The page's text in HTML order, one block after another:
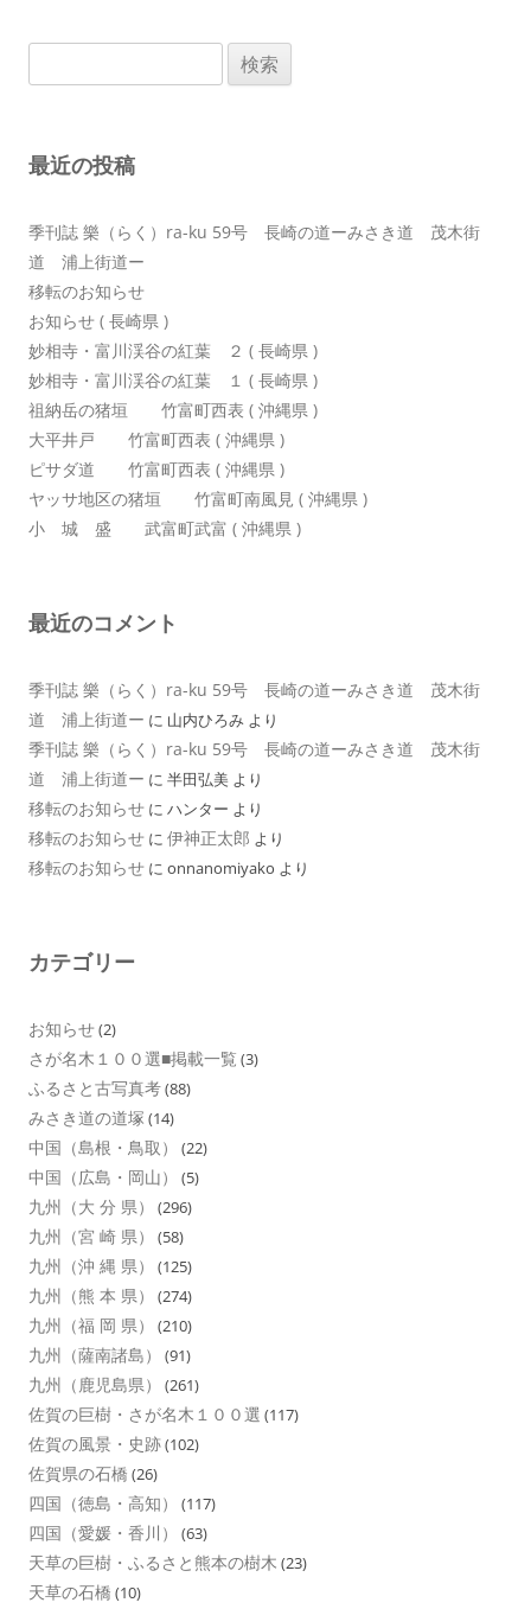
ョ
索:
最近の投稿
季刊誌 樂（らく）ra-ku 59号 長崎の道ーみさき道 茂木街
道 浦上街道ー
移転のお知らせ
お知らせ ( 長崎県 )
妙相寺・富川渓谷の紅葉 ２ ( 長崎県 )
妙相寺・富川渓谷の紅葉 １ ( 長崎県 )
祖納岳の猪垣 竹富町西表 ( 沖縄県 )
大平井戸 竹富町西表 ( 沖縄県 )
ピサダ道 竹富町西表 ( 沖縄県 )
ヤッサ地区の猪垣 竹富町南風見 ( 沖縄県 )
小 城 盛 武富町武富 ( 沖縄県 )
最近のコメント
季刊誌 樂（らく）ra-ku 59号 長崎の道ーみさき道 茂木街
道 浦上街道ー に 山内ひろみ より
季刊誌 樂（らく）ra-ku 59号 長崎の道ーみさき道 茂木街
道 浦上街道ー に 半田弘美 より
移転のお知らせ に ハンター より
移転のお知らせ に 伊神正太郎 より
移転のお知らせ に onnanomiyako より
カテゴリー
お知らせ(2)
さが名木１００選■掲載一覧 (3)
ふるさと古写真考(88)
みさき道の道塚 (14)
中国（島根・鳥取） (22)
中国（広島・岡山） (5)
九州（大 分 県） (296)
九州（宮 崎 県） (58)
九州（沖 縄 県） (125)
九州（熊 本 県） (274)
九州（福 岡 県） (210)
九州（薩南諸島） (91)
九州（鹿児島県） (261)
佐賀の巨樹・さが名木１００選 (117)
佐賀の風景・史跡(102)
佐賀県の石橋 (26)
四国（徳島・高知） (117)
四国（愛媛・香川） (63)
天草の巨樹・ふるさと熊本の樹木 (23)
天草の石橋 (10)